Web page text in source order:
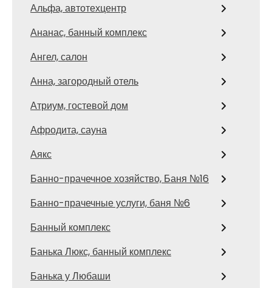
Альфа, автотехцентр
Ананас, банный комплекс
Ангел, салон
Анна, загородный отель
Атриум, гостевой дом
Афродита, сауна
Аякс
Банно-прачечное хозяйство, Баня №16
Банно-прачечные услуги, баня №6
Банный комплекс
Банька Люкс, банный комплекс
Банька у Любаши